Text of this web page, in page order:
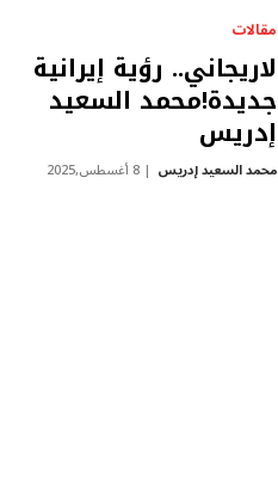
مقالات
لاريجاني.. رؤية إيرانية
جديدة!محمد السعيد
إدريس
محمد السعيد إدريس 8 أغسطس,2025